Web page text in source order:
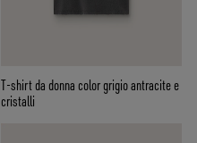
T-shirt da donna color grigio antracite e
cristalli